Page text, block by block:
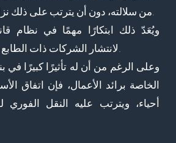
من سلالته، دون أن يترتب على ذلك
ويُعَدّ ذلك
ابتكارًا مهمًا في نظام
وعلى الرغم من أن له تأثيرًا كبيرًا في
الخاصة برائد الأعمال، فإن
اتفاق
أحياء، ويترتب عليه النقل الفوري